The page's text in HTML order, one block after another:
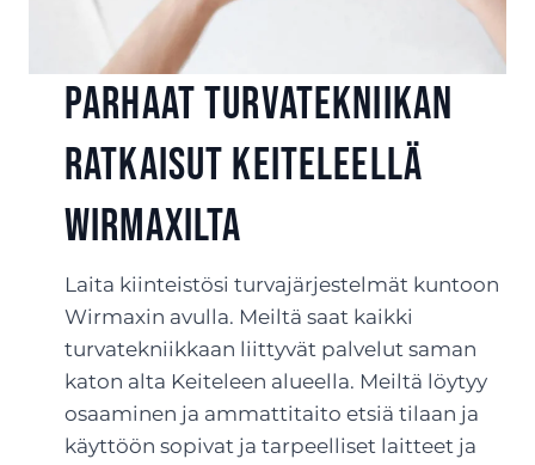
Parhaat turvatekniikan
ratkaisut Keiteleellä
Wirmaxilta
Laita kiinteistösi turvajärjestelmät kuntoon
Wirmaxin avulla. Meiltä saat kaikki
turvatekniikkaan liittyvät palvelut saman
katon alta Keiteleen alueella. Meiltä löytyy
osaaminen ja ammattitaito etsiä tilaan ja
käyttöön sopivat ja tarpeelliset laitteet ja